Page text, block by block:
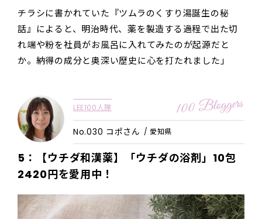
チラシに書かれていた『ツムラのくすり湯誕生の秘
話』によると、明治時代、薬を製造する過程で出た切
れ端や粉を社員がお風呂に入れてみたのが起源だと
か。納得の成分と奥深い歴史に心を打たれました」
LEE100人隊
No.030 コポさん / 愛知県
5：【ウチダ和漢薬】「ウチダの浴剤」10包
2420円を愛用中！